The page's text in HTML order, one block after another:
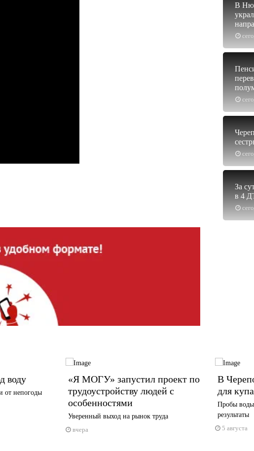
В
За
в 4
воду
от непогоды
«Я МОГУ» запустил проект по
трудоустройству людей с
особенностями
Уверенный выход на рынок труда
вчера
В
для
Пробы воды
результаты
5 августа